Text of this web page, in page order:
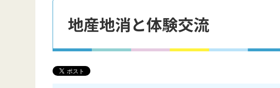
地産地消と体験交流